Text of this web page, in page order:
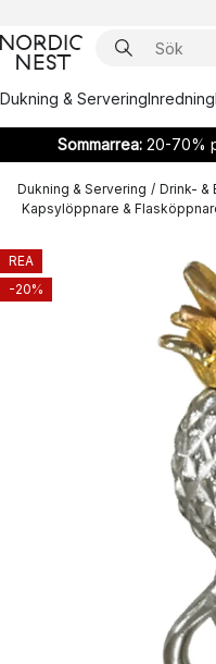
Dukning & ServeringInredning
Sommarrea:20-70%
Dukning & Servering / Drink- &
Kapsylöppnare &
REA
-20%